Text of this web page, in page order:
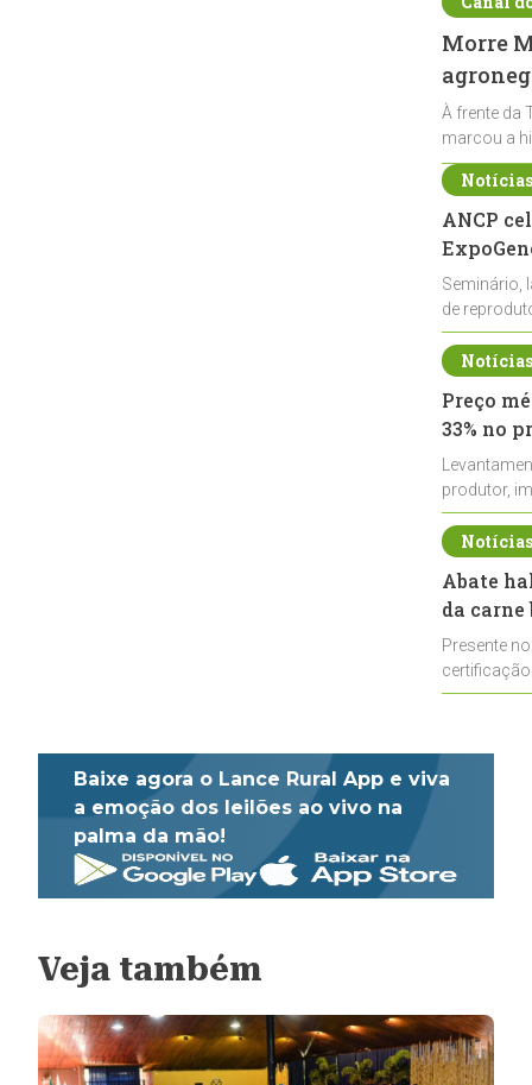
Morre
À frente da
marcou a
ANCP
Seminário,
de
durante a
Preço
33% no
produtor,
de leite cru
Abate
da
Presente
Baixe agora o Lance Rural App e viva
a emoção dos leilões ao vivo na
palma da mão!
Veja também